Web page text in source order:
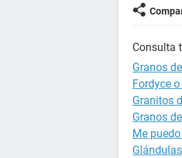
Consulta
Granos
Fordyce
Granitos
Granos
Me